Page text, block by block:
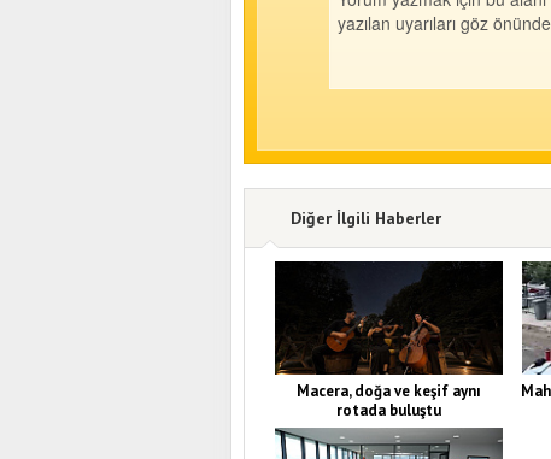
Diğer İlgili Haberler
Macera, doğa ve keşif aynı
rotada buluştu